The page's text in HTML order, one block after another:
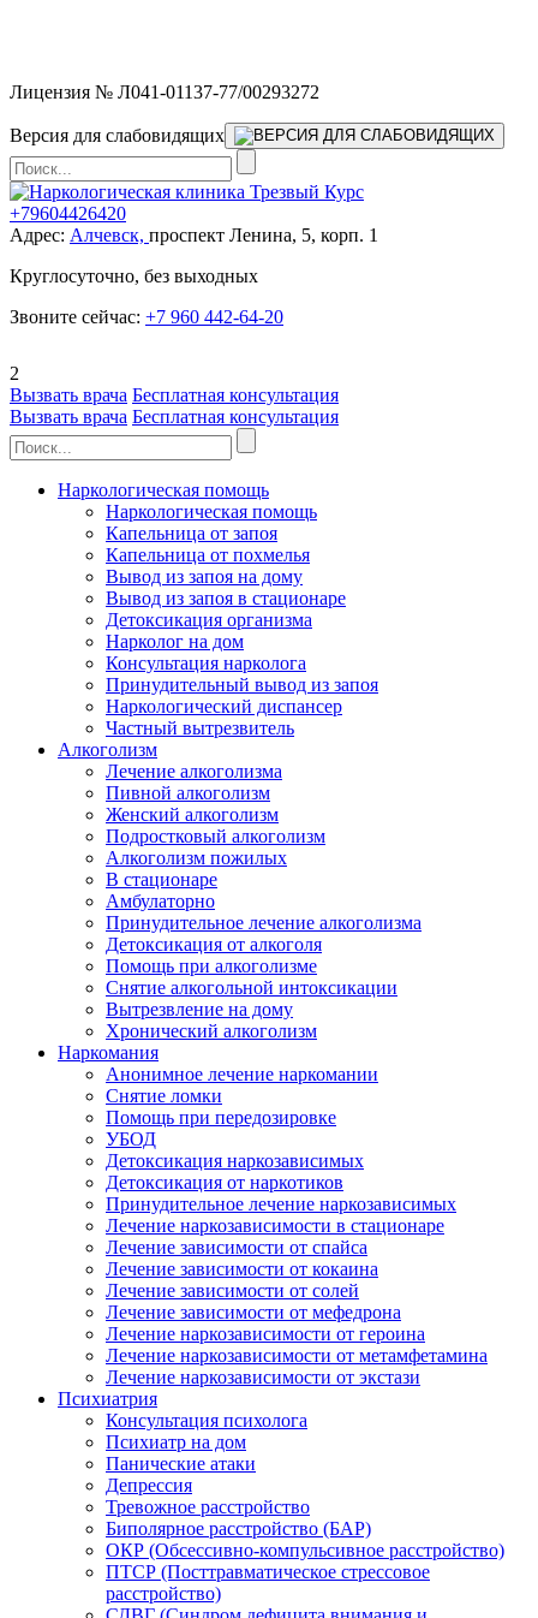
Лицензия № Л041-01137-77/00293272
Версия для слабовидящих
+79604426420
Адрес: Алчевск, проспект Ленина, 5, корп. 1
Круглосуточно, без выходных
Звоните сейчас: +7 960 442-64-20
2
Вызвать врача Бесплатная консультация
Вызвать врача Бесплатная консультация
Наркологическая помощь
Наркологическая помощь
Капельница от запоя
Капельница от похмелья
Вывод из запоя на дому
Вывод из запоя в стационаре
Детоксикация организма
Нарколог на дом
Консультация нарколога
Принудительный вывод из запоя
Наркологический диспансер
Частный вытрезвитель
Алкоголизм
Лечение алкоголизма
Пивной алкоголизм
Женский алкоголизм
Подростковый алкоголизм
Алкоголизм пожилых
В стационаре
Амбулаторно
Принудительное лечение алкоголизма
Детоксикация от алкоголя
Помощь при алкоголизме
Снятие алкогольной интоксикации
Вытрезвление на дому
Хронический алкоголизм
Наркомания
Анонимное лечение наркомании
Снятие ломки
Помощь при передозировке
УБОД
Детоксикация наркозависимых
Детоксикация от наркотиков
Принудительное лечение наркозависимых
Лечение наркозависимости в стационаре
Лечение зависимости от спайса
Лечение зависимости от кокаина
Лечение зависимости от солей
Лечение зависимости от мефедрона
Лечение наркозависимости от героина
Лечение наркозависимости от метамфетамина
Лечение наркозависимости от экстази
Психиатрия
Консультация психолога
Психиатр на дом
Панические атаки
Депрессия
Тревожное расстройство
Биполярное расстройство (БАР)
ОКР (Обсессивно-компульсивное расстройство)
ПТСР (Посттравматическое стрессовое
расстройство)